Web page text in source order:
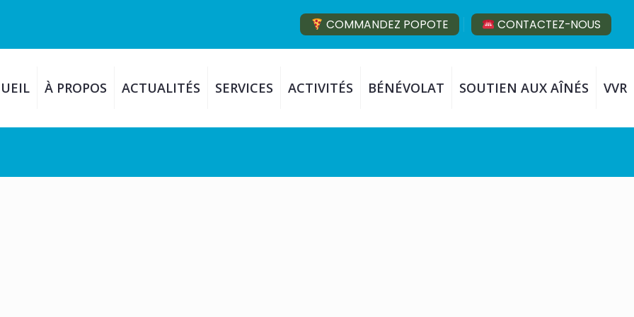
COMMANDEZ POPOTE CONTACTEZ-NOUS
À PROPOS ACTUALITÉS SERVICES ACTIVITÉS BÉNÉVOLAT SOUTIEN AUX AÎNÉS VVR